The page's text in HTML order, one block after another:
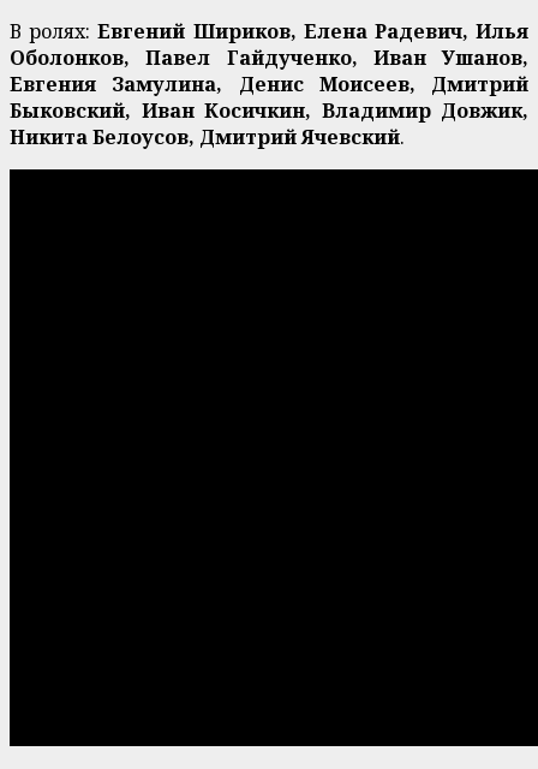
В ролях:Евгений Шириков, Елена Радевич, Илья
Оболонков, Павел Гайдученко, Иван Ушанов,
Евгения Замулина, Денис Моисеев, Дмитрий
Быковский, Иван Косичкин, Владимир Довжик,
Никита Белоусов, Дмитрий Ячевский.